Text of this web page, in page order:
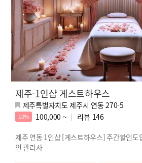
제주-1인샵 게스트하우스
제주특별자치도 제주시 연동 270-5
10% 100,000 ~ 리뷰 146
제주 연동 1인샵 [게스트하우스] 주간할인
인 관리사